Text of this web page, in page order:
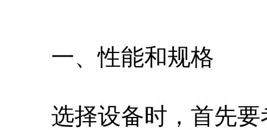
一、性能和规格
选择设备时，首先要